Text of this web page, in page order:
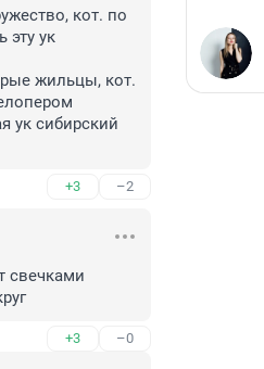
кот. по
эту ук
жильцы, кот.
ук сибирский
+3 –2
свечками
+3 –0